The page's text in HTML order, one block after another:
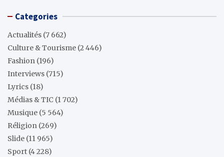
Categories
Actualités (7 662)
Culture & Tourisme (2 446)
Fashion (196)
Interviews (715)
Lyrics (18)
Médias & TIC (1 702)
Musique (5 564)
Réligion (269)
Slide (11 965)
Sport (4 228)